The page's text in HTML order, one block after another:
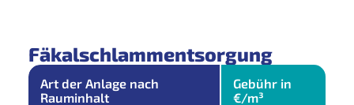
Fäkalschlammentsorgung
Art der Anlage nach
Rauminhalt
Gebühr in
€/m³